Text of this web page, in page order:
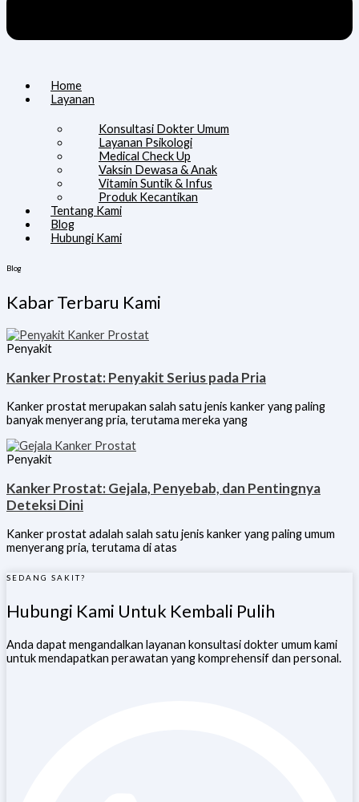
Home
Layanan
Konsultasi Dokter Umum
Layanan Psikologi
Medical Check Up
Vaksin Dewasa & Anak
Vitamin Suntik & Infus
Produk Kecantikan
Tentang Kami
Blog
Hubungi Kami
Blog
Kabar Terbaru Kami
Penyakit
Kanker Prostat: Penyakit Serius pada Pria
Kanker prostat merupakan salah satu jenis kanker yang paling
banyak menyerang pria, terutama mereka yang
Penyakit
Kanker Prostat: Gejala, Penyebab, dan Pentingnya
Deteksi Dini
Kanker prostat adalah salah satu jenis kanker yang paling umum
menyerang pria, terutama di atas
SEDANG SAKIT?
Hubungi Kami Untuk Kembali Pulih
Anda dapat mengandalkan layanan konsultasi dokter umum kami
untuk mendapatkan perawatan yang komprehensif dan personal.